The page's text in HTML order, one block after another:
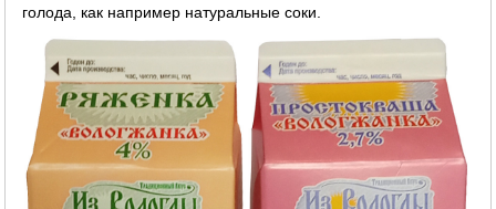
голода, как например натуральные соки.